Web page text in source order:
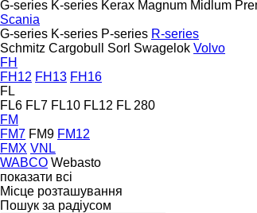
G-series K-series Kerax Magnum Midlum
Scania
G-series K-series P-series R-series
Schmitz Cargobull
Sorl Swagelok Volvo
FH
FH12 FH13 FH16
FL
FL6 FL7 FL10 FL12 FL 280
FM
FM7 FM9 FM12
FMX VNL
WABCO Webasto
показати всі
Місце розташування
Пошук за радіусом